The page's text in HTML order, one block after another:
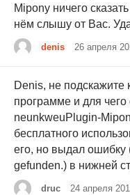
Mipony ничего
нём слышу от Вас.
denis 26 апреля
Denis, не подскажите
программе и для
neunkweuPlugin-
бесплатного
его, но выдал ошибку
gefunden.) в нижней
druc 24 апреля